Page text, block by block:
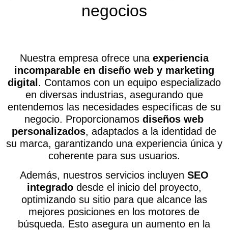
negocios
Nuestra empresa ofrece una experiencia
incomparable en diseño web y marketing
digital . Contamos con un equipo especializado
en diversas industrias, asegurando que
entendemos las necesidades específicas de su
negocio. Proporcionamos diseños web
personalizados, adaptados a la identidad de
su marca, garantizando una experiencia única y
coherente para sus usuarios.
Además, nuestros servicios incluyen SEO
integradodesde el inicio del proyecto,
optimizando su sitio para que alcance las
mejores posiciones en los motores de
búsqueda. Esto asegura un aumento en la